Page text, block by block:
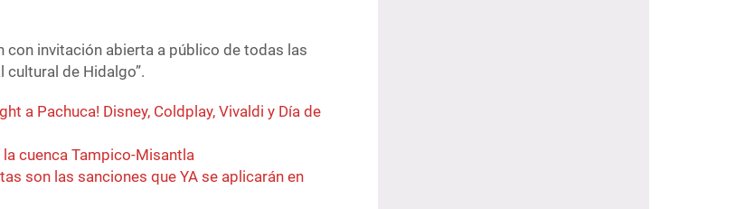
invitación abierta a público de todas las
cultural de Hidalgo”.
a Pachuca! Disney, Coldplay, Vivaldi y Día de
cuenca Tampico-Misantla
son las sanciones que YA se aplicarán en